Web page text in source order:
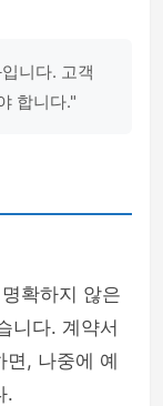
니다. 고객
합니다."
확하지 않은
니다. 계약서
, 나중에 예
.